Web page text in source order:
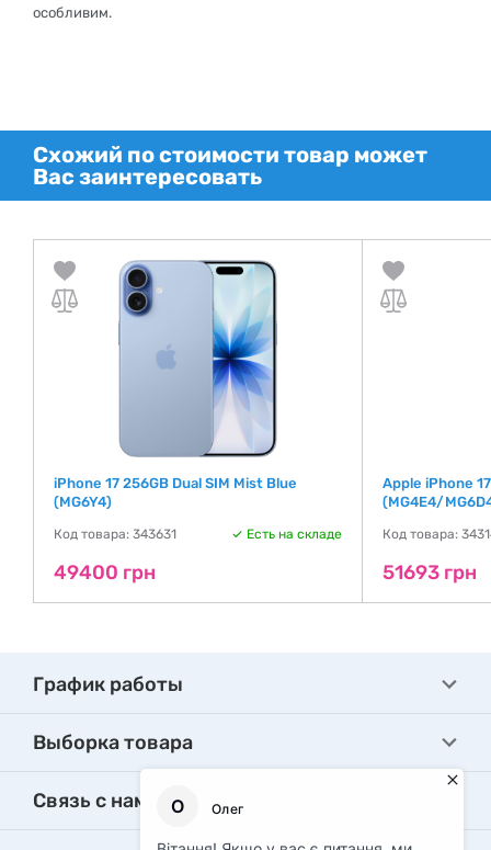
особливим.
Схожий по стоимости товар может
Вас заинтересовать
iPhone 17 256GB Dual SIM Mist Blue
(MG6Y4)
Код товара: 343631 Есть на складе
49400 грн
Apple iPhone
(MG4E4/
Код товара:
51693 грн
График работы
Выборка товара
Связь с нами